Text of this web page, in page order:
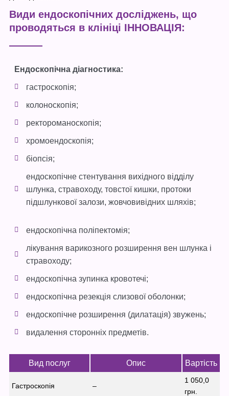
Види ендоскопічних досліджень, що
проводяться в клініці ІННОВАЦІЯ:
Ендоскопічна діагностика:
гастроскопія;
колоноскопія;
ректороманоскопія;
хромоендоскопія;
біопсія;
ендоскопічне стентування вихідного відділу
шлунка, стравоходу, товстої кишки, протоки
підшлункової залози, жовчовивідних шляхів;
ендоскопічна поліпектомія;
лікування варикозного розширення вен шлунка і
стравоходу;
ендоскопічна зупинка кровотечі;
ендоскопічна резекція слизової оболонки;
ендоскопічне розширення (дилатація) звужень;
видалення сторонніх предметів.
Вид послуг Опис Вартість
Гастроскопія –
1 050,0
грн.